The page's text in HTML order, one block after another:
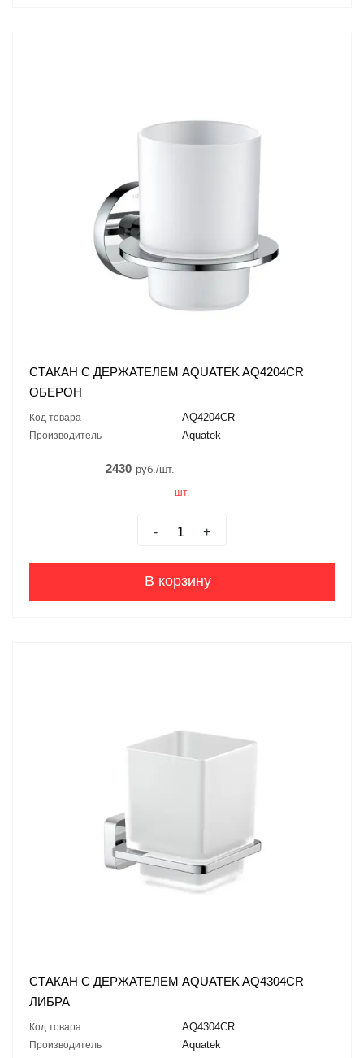
СТАКАН С ДЕРЖАТЕЛЕМ AQUATEK AQ4204CR
ОБЕРОН
Код товара AQ4204CR
Производитель Aquatek
2430 руб./шт.
шт.
- +
В корзину
СТАКАН С ДЕРЖАТЕЛЕМ AQUATEK AQ4304CR
ЛИБРА
Код товара AQ4304CR
Производитель Aquatek